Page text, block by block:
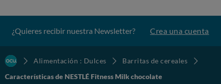
¿Quieres recibir nuestra Newsletter? Crea una cuenta
Alimentación : Dulces
Barritas de cereales
Características de NESTLÉ Fitness Milk chocolate